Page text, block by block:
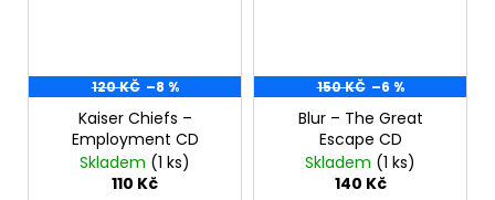
120 KČ –8 %
Kaiser Chiefs –
Employment CD
Skladem (1 ks)
110 Kč
150 KČ –6 %
Blur – The Great
Escape CD
Skladem (1 ks)
140 Kč